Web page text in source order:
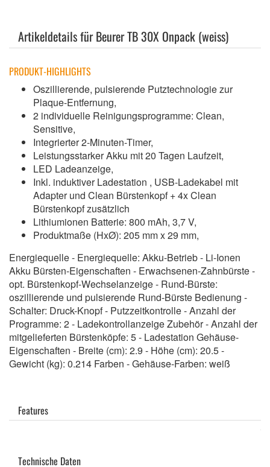
Artikeldetails für Beurer TB 30X Onpack (weiss)
PRODUKT-HIGHLIGHTS
Oszillierende, pulsierende Putztechnologie zur
Plaque-Entfernung,
2 individuelle Reinigungsprogramme: Clean,
Sensitive,
Integrierter 2-Minuten-Timer,
Leistungsstarker Akku mit 20 Tagen Laufzeit,
LED Ladeanzeige,
Inkl. induktiver Ladestation , USB-Ladekabel mit
Adapter und Clean Bürstenkopf + 4x Clean
Bürstenkopf zusätzlich
Lithiumionen Batterie: 800 mAh, 3,7 V,
Produktmaße (HxØ): 205 mm x 29 mm,
Energiequelle - Energiequelle: Akku-Betrieb - Li-Ionen
Akku Bürsten-Eigenschaften - Erwachsenen-Zahnbürste -
opt. Bürstenkopf-Wechselanzeige - Rund-Bürste:
oszillierende und pulsierende Rund-Bürste Bedienung -
Schalter: Druck-Knopf - Putzzeitkontrolle - Anzahl der
Programme: 2 - Ladekontrollanzeige Zubehör - Anzahl der
mitgelieferten Bürstenköpfe: 5 - Ladestation Gehäuse-
Eigenschaften - Breite (cm): 2.9 - Höhe (cm): 20.5 -
Gewicht (kg): 0.214 Farben - Gehäuse-Farben: weiß
Features
Technische Daten